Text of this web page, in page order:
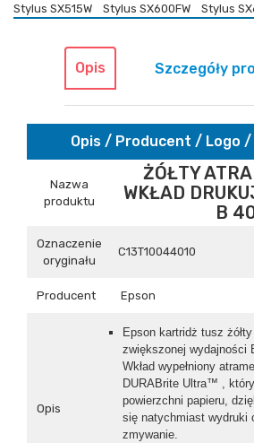
Stylus SX515W
Stylus SX600FW Stylus
Opis Szczegóły
Opis / Producent / Logo /
Nazwa
produktu
ŻÓŁTY
WKŁAD
B
Oznaczenie
oryginału
C13T10044010
Producent Epson
Opis
Epson kartridż tusz
zwiększonej wydajności
Wkład wypełniony
DURABrite Ultra™ ,
powierzchni papieru,
się natychmiast wydruki
zmywanie.